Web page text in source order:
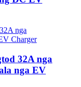
32A nga
nga EV